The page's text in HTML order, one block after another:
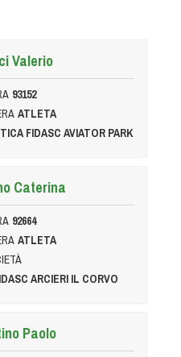
Valerio
93152
ATLETA
FIDASC AVIATOR PARK
Caterina
92664
ATLETA
ARCIERI IL CORVO
Paolo
e gruppi di lavoro regionali
Federali
Manifestazioni
di Giustizia - Dispositivi
e moduli
Cinofili
Campagna